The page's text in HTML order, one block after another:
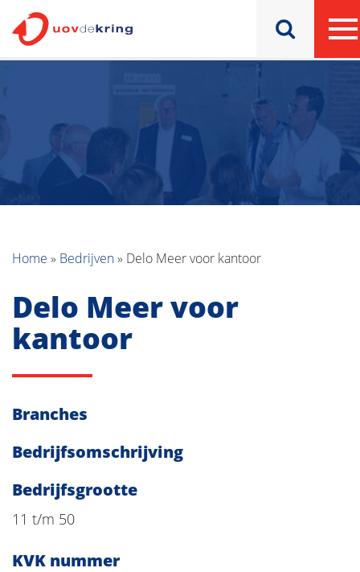
Home » Bedrijven» Delo Meer voor kantoor
Delo Meer voor
kantoor
Branches
Bedrijfsomschrijving
Bedrijfsgrootte
11 t/m 50
KVK nummer